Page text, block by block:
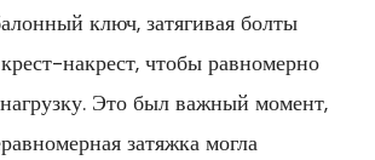
ключ, затягивая болты
накрест, чтобы равномерно
Это был важный момент,
затяжка могла